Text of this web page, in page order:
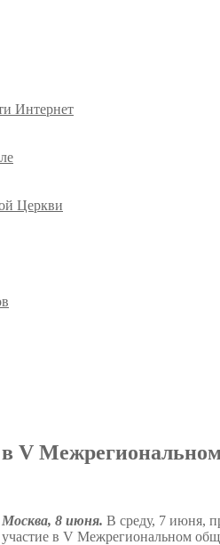
Интернет
Церкви
V
Москва, 8 июня. В среду, 7 июня,
участие в V Межрегиональном